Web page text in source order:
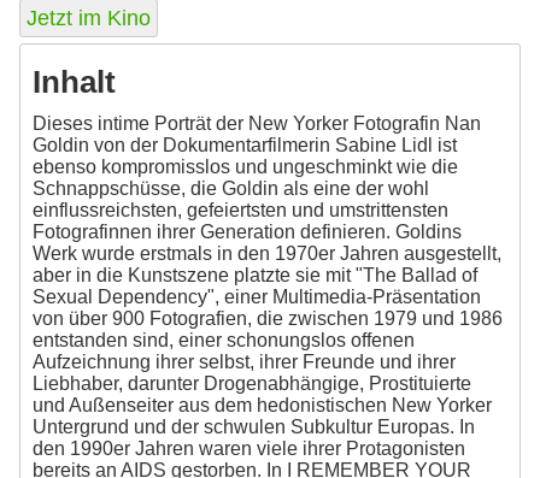
Jetzt im Kino
Inhalt
Dieses intime Porträt der New Yorker Fotografin Nan
Goldin von der Dokumentarfilmerin Sabine Lidl ist
ebenso kompromisslos und ungeschminkt wie die
Schnappschüsse, die Goldin als eine der wohl
einflussreichsten, gefeiertsten und umstrittensten
Fotografinnen ihrer Generation definieren. Goldins
Werk wurde erstmals in den 1970er Jahren ausgestellt,
aber in die Kunstszene platzte sie mit "The Ballad of
Sexual Dependency", einer Multimedia-Präsentation
von über 900 Fotografien, die zwischen 1979 und 1986
entstanden sind, einer schonungslos offenen
Aufzeichnung ihrer selbst, ihrer Freunde und ihrer
Liebhaber, darunter Drogenabhängige, Prostituierte
und Außenseiter aus dem hedonistischen New Yorker
Untergrund und der schwulen Subkultur Europas. In
den 1990er Jahren waren viele ihrer Protagonisten
bereits an AIDS gestorben. In I REMEMBER YOUR